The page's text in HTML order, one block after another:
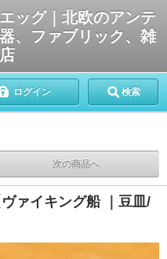
ッグ｜北欧のアンテ
、ファブリック、雑
ログイン 検索
次の商品へ
ァイキング船 ｜豆皿/